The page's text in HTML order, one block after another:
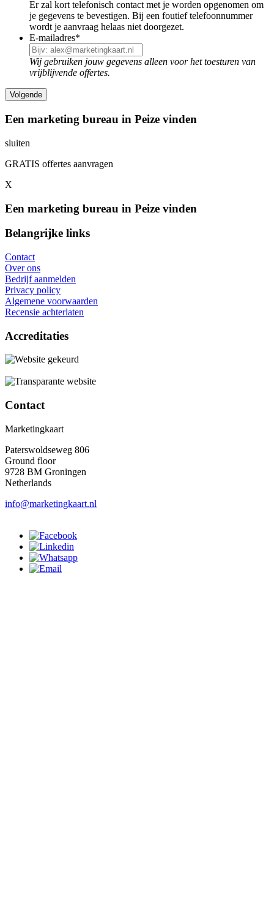
Er zal kort telefonisch contact met je worden opgenomen om
je gegevens te bevestigen. Bij een foutief telefoonnummer
wordt je aanvraag helaas niet doorgezet.
E-mailadres*
Wij gebruiken jouw gegevens alleen voor het toesturen van
vrijblijvende offertes.
Een marketing bureau in Peize vinden
sluiten
GRATIS offertes aanvragen
X
Een marketing bureau in Peize vinden
Belangrijke links
Contact
Over ons
Bedrijf aanmelden
Privacy policy
Algemene voorwaarden
Recensie achterlaten
Accreditaties
Contact
Marketingkaart
Paterswoldseweg 806
Ground floor
9728 BM Groningen
Netherlands
info@marketingkaart.nl